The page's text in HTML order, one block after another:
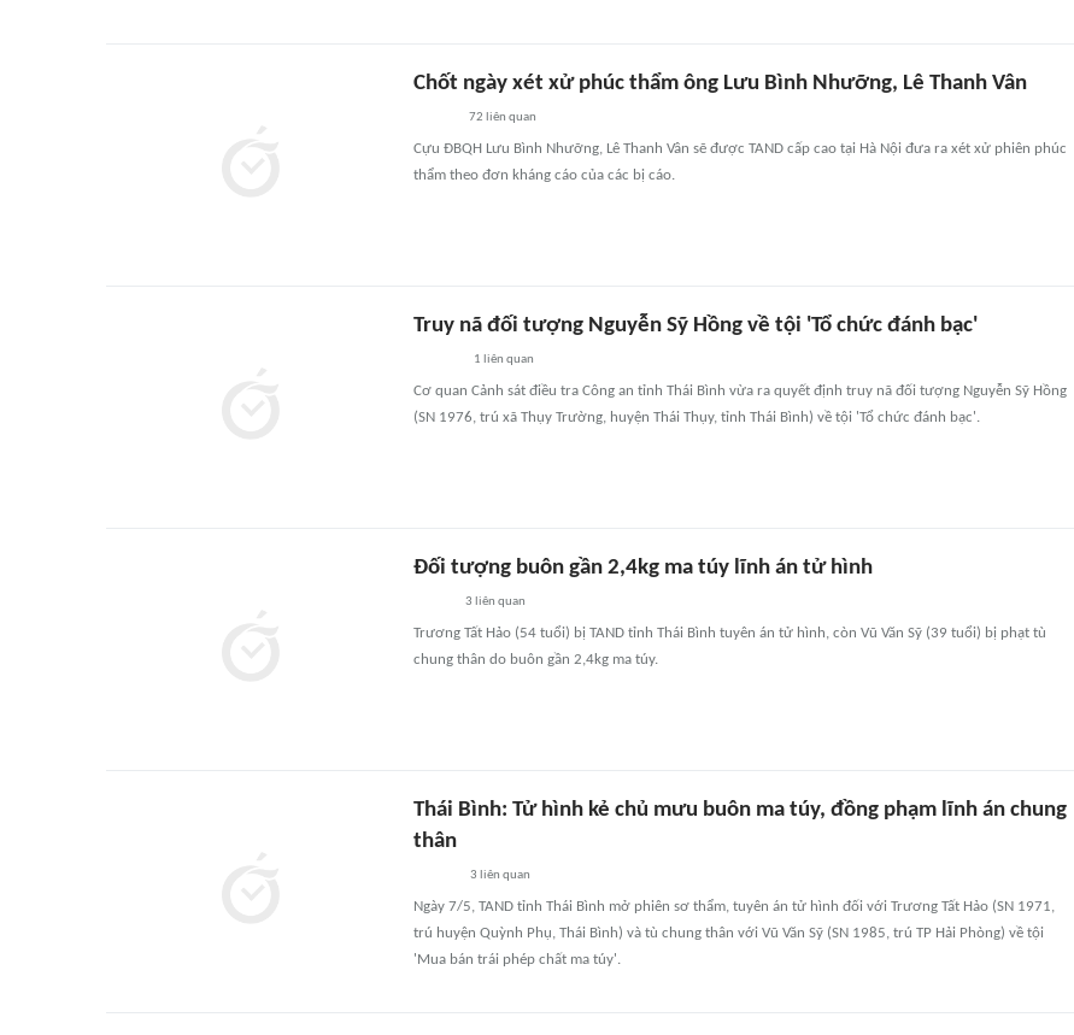
Chốt ngày xét xử phúc thẩm ông Lưu Bình Nhưỡng, Lê Thanh Vân
72 liên quan
Cựu ĐBQH Lưu Bình Nhưỡng, Lê Thanh Vân sẽ được TAND cấp cao tại Hà Nội đưa ra xét xử phiên phúc
thẩm theo đơn kháng cáo của các bị cáo.
Truy nã đối tượng Nguyễn Sỹ Hồng về tội 'Tổ chức đánh bạc'
1 liên quan
Cơ quan Cảnh sát điều tra Công an tỉnh Thái Bình vừa ra quyết định truy nã đối tượng Nguyễn Sỹ Hồng
(SN 1976, trú xã Thụy Trường, huyện Thái Thụy, tỉnh Thái Bình) về tội 'Tổ chức đánh bạc'.
Đối tượng buôn gần 2,4kg ma túy lĩnh án tử hình
3 liên quan
Trương Tất Hảo (54 tuổi) bị TAND tỉnh Thái Bình tuyên án tử hình, còn Vũ Văn Sỹ (39 tuổi) bị phạt tù
chung thân do buôn gần 2,4kg ma túy.
Thái Bình: Tử hình kẻ chủ mưu buôn ma túy, đồng phạm lĩnh án chung
thân
3 liên quan
Ngày 7/5, TAND tỉnh Thái Bình mở phiên sơ thẩm, tuyên án tử hình đối với Trương Tất Hảo (SN 1971,
trú huyện Quỳnh Phụ, Thái Bình) và tù chung thân với Vũ Văn Sỹ (SN 1985, trú TP Hải Phòng) về tội
'Mua bán trái phép chất ma túy'.